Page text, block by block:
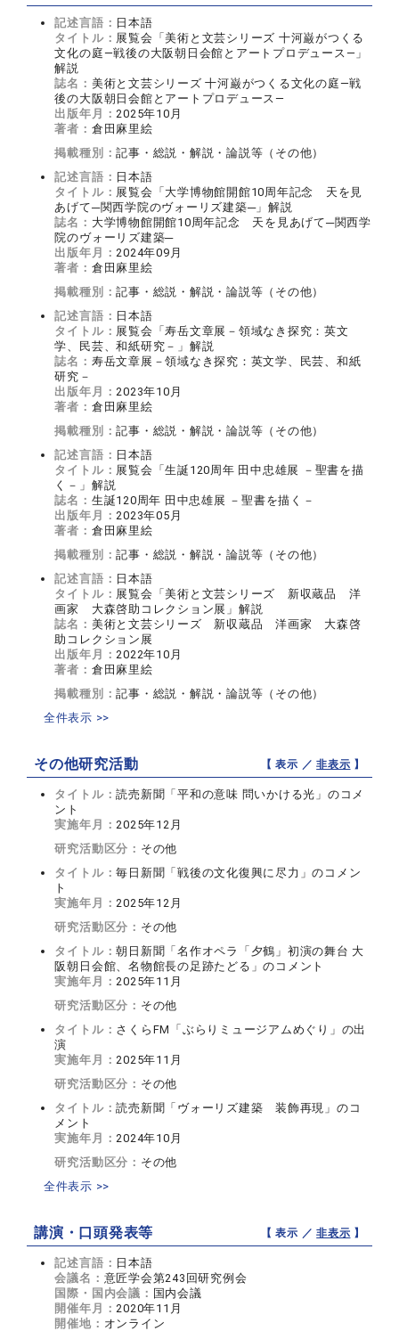
記述言語： 日本語
タイトル： 展覧会「美術と文芸シリーズ 十河巌がつくる
文化の庭―戦後の大阪朝日会館とアートプロデュース―」
解説
誌名： 美術と文芸シリーズ 十河巌がつくる文化の庭―戦
後の大阪朝日会館とアートプロデュース―
出版年月：2025年10月
著者： 倉田麻里絵
掲載種別：記事・総説・解説・論説等（その他）
記述言語： 日本語
タイトル： 展覧会「大学博物館開館10周年記念 天を見
あげて─関西学院のヴォーリズ建築─」解説
誌名： 大学博物館開館10周年記念 天を見あげて─関西学
院のヴォーリズ建築─
出版年月：2024年09月
著者： 倉田麻里絵
掲載種別：記事・総説・解説・論説等（その他）
記述言語： 日本語
タイトル： 展覧会「寿岳文章展－領域なき探究：英文
学、民芸、和紙研究－」解説
誌名： 寿岳文章展－領域なき探究：英文学、民芸、和紙
研究－
出版年月：2023年10月
著者： 倉田麻里絵
掲載種別：記事・総説・解説・論説等（その他）
記述言語： 日本語
タイトル： 展覧会「生誕120周年 田中忠雄展 －聖書を描
く－」解説
誌名： 生誕120周年 田中忠雄展 －聖書を描く－
出版年月：2023年05月
著者： 倉田麻里絵
掲載種別：記事・総説・解説・論説等（その他）
記述言語： 日本語
タイトル： 展覧会「美術と文芸シリーズ 新収蔵品 洋
画家 大森啓助コレクション展」解説
誌名： 美術と文芸シリーズ 新収蔵品 洋画家 大森啓
助コレクション展
出版年月：2022年10月
著者： 倉田麻里絵
掲載種別：記事・総説・解説・論説等（その他）
全件表示 >>
その他研究活動 【 表示 ／非表示 】
タイトル：読売新聞「平和の意味 問いかける光」のコメ
ント
実施年月：2025年12月
研究活動区分： その他
タイトル：毎日新聞「戦後の文化復興に尽力」のコメン
ト
実施年月：2025年12月
研究活動区分： その他
タイトル：朝日新聞「名作オペラ「夕鶴」初演の舞台 大
阪朝日会館、名物館長の足跡たどる」のコメント
実施年月：2025年11月
研究活動区分： その他
タイトル： さくらFM「ぶらりミュージアムめぐり」の出
演
実施年月：2025年11月
研究活動区分： その他
タイトル：読売新聞「ヴォーリズ建築 装飾再現」のコ
メント
実施年月：2024年10月
研究活動区分： その他
全件表示 >>
講演・口頭発表等 【 表示 ／非表示 】
記述言語： 日本語
会議名： 意匠学会第243回研究例会
国際・国内会議： 国内会議
開催年月：2020年11月
開催地： オンライン